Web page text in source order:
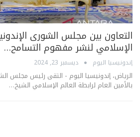
التعاون بين مجلس الشورى
الإسلامي لنشر مفهوم التسامح…
إندونيسيا اليوم ديسمبر 23, 2024
الرياض، إندونيسيا اليوم - التقى رئيس مجلس
بالأمين العام لرابطة العالم الإسلامي الشيخ…